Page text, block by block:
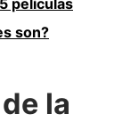
son?
la